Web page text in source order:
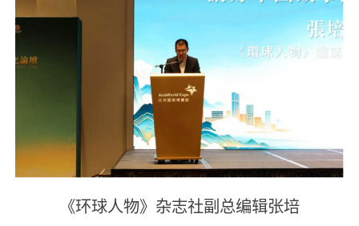
《环球人物》杂志社副总编辑张培